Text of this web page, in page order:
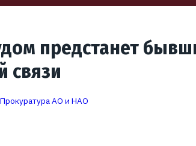
предстанет
связи
Прокуратура АО и НАО